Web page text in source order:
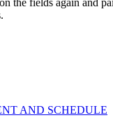
the fields again and
AND SCHEDULE